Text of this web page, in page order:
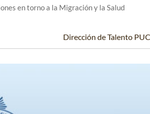
en torno a la Migración y la Salud
Dirección de Talento